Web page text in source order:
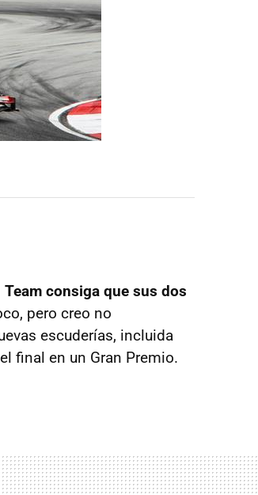
Team consiga que sus dos
pero creo no
escuderías, incluida
final en un Gran Premio.